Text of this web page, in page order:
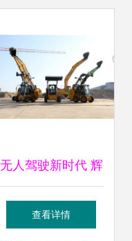
无人驾驶新时代 辉
煌六十三载，共享
查看详情